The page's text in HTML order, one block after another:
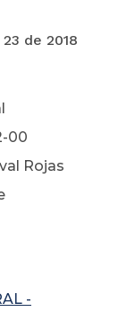
de 2018
00
Rojas
-